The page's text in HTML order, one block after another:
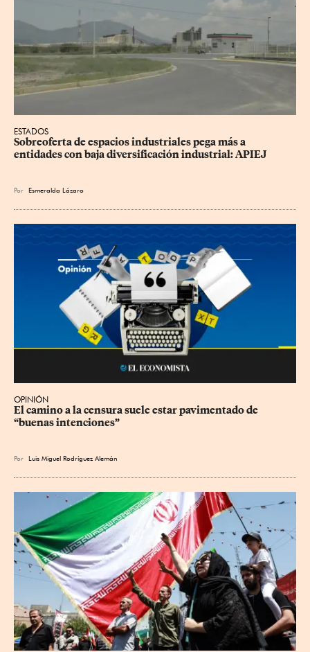
ESTADOS
Sobreoferta de espacios industriales pega más a
entidades con baja diversificación industrial: APIEJ
Por Esmeralda Lázaro
OPINIÓN
El camino a la censura suele estar pavimentado de
“buenas intenciones”
Por Luis Miguel Rodríguez Alemán